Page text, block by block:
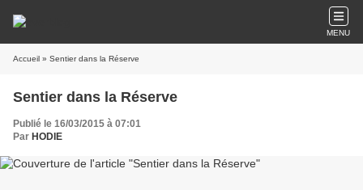
MENU
Accueil » Sentier dans la Réserve
Sentier dans la Réserve
Publié le 16/03/2015 à 07:01
Par HODIE